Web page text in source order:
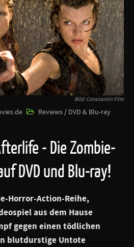
Bild: Constantin Film
Reviews / DVD & Blu-ray
- Die Zombie-
DVD und Blu-ray!
Horror-Action-Reihe,
aus dem Hause
gegen einen tödlichen
blutdurstige Untote